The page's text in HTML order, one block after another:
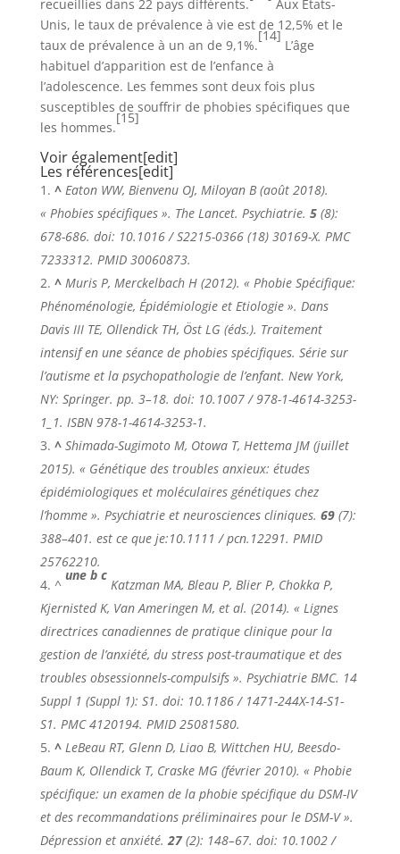
recueillies dans 22 pays différents.
Aux États-
Unis, le taux de prévalence à vie est de 12,5% et le
taux de prévalence à un an de 9,1%.
[14]
L’âge
habituel d’apparition est de l’enfance à
l’adolescence. Les femmes sont deux fois plus
susceptibles de souffrir de phobies spécifiques que
les hommes.
[15]
Voir également[edit]
Les références[edit]
^ Eaton WW, Bienvenu OJ, Miloyan B (août 2018).
« Phobies spécifiques ». The Lancet. Psychiatrie. 5(8):
678-686. doi: 10.1016 / S2215-0366 (18) 30169-X. PMC
7233312. PMID 30060873.
^ Muris P, Merckelbach H (2012). « Phobie Spécifique:
Phénoménologie, Épidémiologie et Etiologie ». Dans
Davis III TE, Ollendick TH, Öst LG (éds.). Traitement
intensif en une séance de phobies spécifiques. Série sur
l’autisme et la psychopathologie de l’enfant. New York,
NY: Springer. pp. 3–18. doi: 10.1007 / 978-1-4614-3253-
1_1. ISBN 978-1-4614-3253-1.
^ Shimada-Sugimoto M, Otowa T, Hettema JM (juillet
2015). « Génétique des troubles anxieux: études
épidémiologiques et moléculaires génétiques chez
l’homme ». Psychiatrie et neurosciences cliniques. 69(7):
388–401. est ce que je:10.1111 / pcn.12291. PMID
25762210.
^
une b c
Katzman MA, Bleau P, Blier P, Chokka P,
Kjernisted K, Van Ameringen M, et al. (2014). « Lignes
directrices canadiennes de pratique clinique pour la
gestion de l’anxiété, du stress post-traumatique et des
troubles obsessionnels-compulsifs ». Psychiatrie BMC. 14
Suppl 1 (Suppl 1): S1. doi: 10.1186 / 1471-244X-14-S1-
S1. PMC4120194. PMID 25081580.
^ LeBeau RT, Glenn D, Liao B, Wittchen HU, Beesdo-
Baum K, Ollendick T, Craske MG (février 2010). « Phobie
spécifique: un examen de la phobie spécifique du DSM-IV
et des recommandations préliminaires pour le DSM-V ».
Dépression et anxiété.27(2): 148–67. doi: 10.1002 /